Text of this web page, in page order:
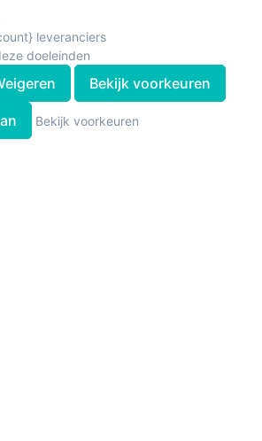
leveranciers
doeleinden
Bekijk voorkeuren
Bekijk voorkeuren